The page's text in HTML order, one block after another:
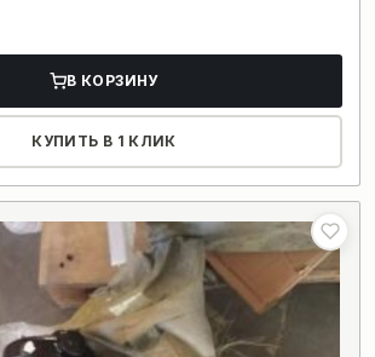
В КОРЗИНУ
КУПИТЬ В 1 КЛИК